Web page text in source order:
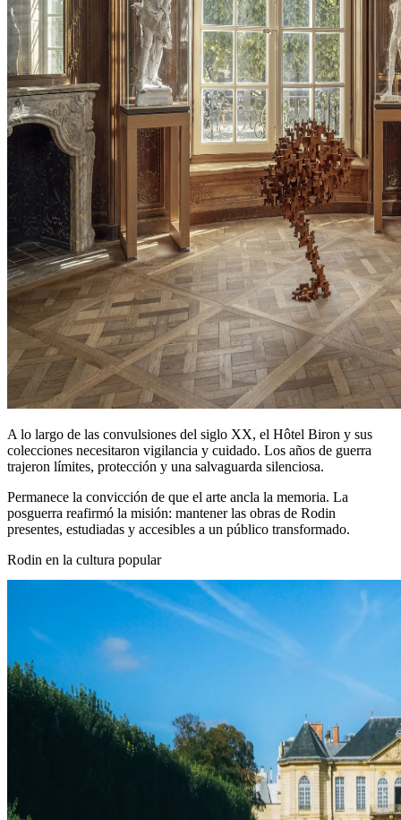
A lo largo de las convulsiones del siglo XX, el Hôtel Biron y sus
colecciones necesitaron vigilancia y cuidado. Los años de guerra
trajeron límites, protección y una salvaguarda silenciosa.
Permanece la convicción de que el arte ancla la memoria. La
posguerra reafirmó la misión: mantener las obras de Rodin
presentes, estudiadas y accesibles a un público transformado.
Rodin en la cultura popular